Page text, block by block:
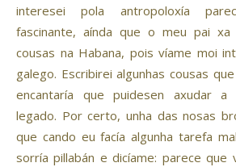
interesei pola antropoloxía
fascinante, aínda que o meu pai
cousas na Habana, pois víame moi
galego. Escribirei algunhas cousas
encantaría que puidesen axudar
legado. Por certo, unha das nosas
que cando eu facía algunha tarefa
sorría pillabán e dicíame: parece que